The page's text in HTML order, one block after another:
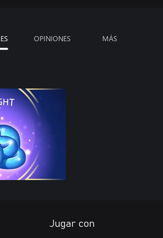
OPINIONES MÁS
Jugar con